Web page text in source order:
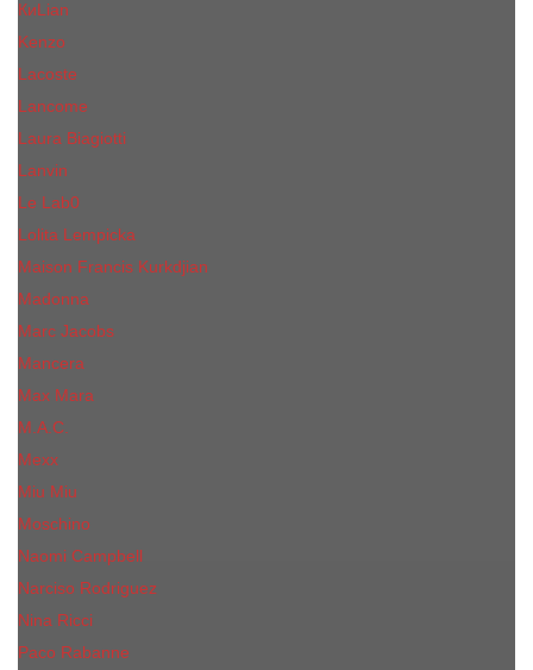
КиLian
Kenzo
Lacoste
Lancome
Laura Biagiotti
Lanvin
Lе Lab0
Lolita Lempicka
Maison Francis Kurkdjian
Madonna
Marc Jacobs
Mancera
Max Mara
M.А.C.
Mexx
Miu Miu
Mоsсhino
Naomi Campbell
Narciso Rodriguez
Nina Ricci
Paco Rabanne